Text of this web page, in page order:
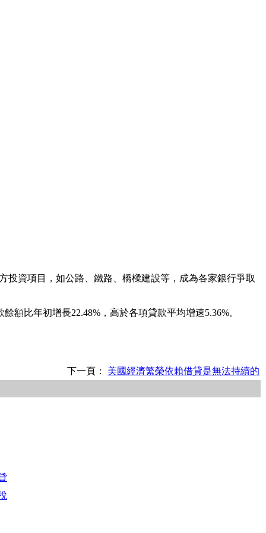
投資項目，如公路、鐵路、橋樑建設等，成為各家銀行爭取
比年初增長22.48%，高於各項貸款平均增速5.36%。
下一頁： 美國經濟繁榮依賴借貸是無法持續的